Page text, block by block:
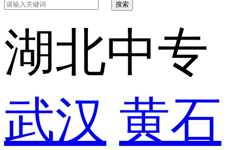
搜索
湖北中专
武汉 黄石